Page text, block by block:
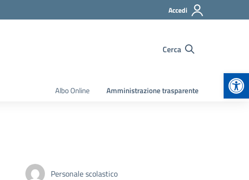
Accedi
Cerca
Albo Online Amministrazione trasparente
Personale scolastico